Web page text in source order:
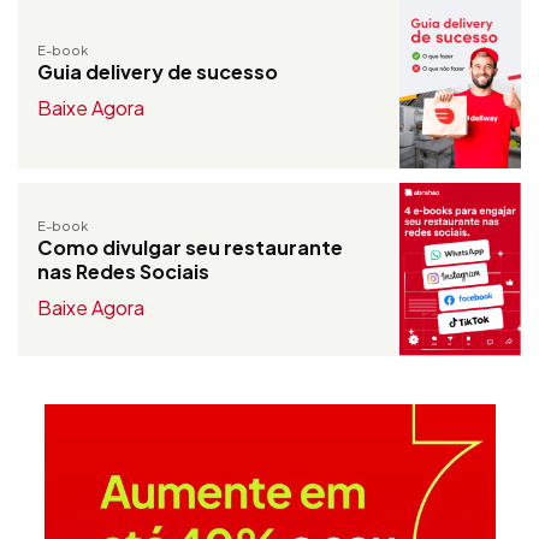
E-book
Guia delivery de sucesso
Baixe Agora
E-book
Como divulgar seu restaurante
nas Redes Sociais
Baixe Agora